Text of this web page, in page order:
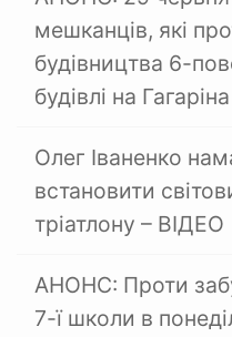
мешканців, які
будівництва 6-
будівлі на Гагаріна
Олег Іваненко
встановити
тріатлону – ВІДЕО
АНОНС: Проти
7-ї школи в